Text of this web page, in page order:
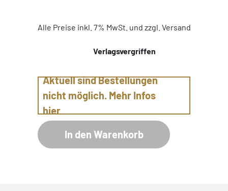
Alle Preise inkl. 7% MwSt. und zzgl. Versand
Verlagsvergriffen
Aktuell sind Bestellungen
nicht möglich. Mehr Infos
hier
In den Warenkorb